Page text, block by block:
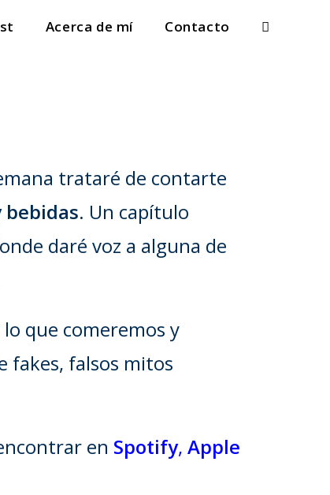
Acerca de mí Contacto
trataré de contarte
. Un capítulo
daré voz a alguna de
que comeremos y
fakes, falsos mitos
en Spotify, Apple